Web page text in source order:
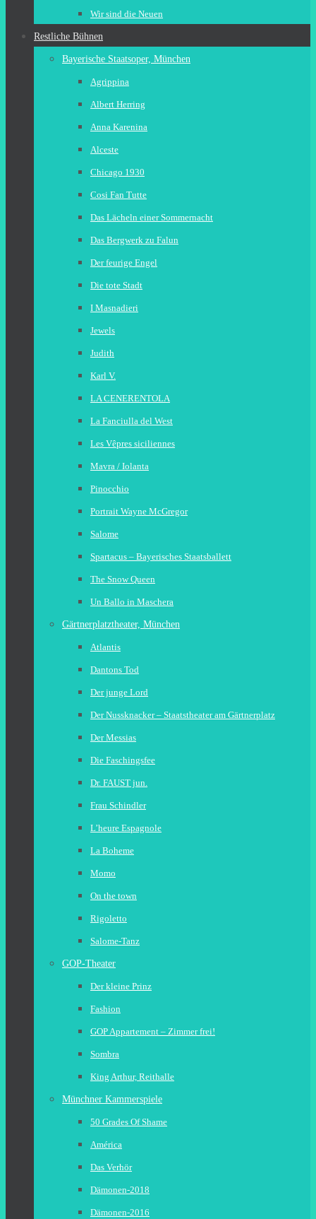
Wir sind die Neuen
Restliche Bühnen
Bayerische Staatsoper, München
Agrippina
Albert Herring
Anna Karenina
Alceste
Chicago 1930
Cosi Fan Tutte
Das Lächeln einer Sommernacht
Das Bergwerk zu Falun
Der feurige Engel
Die tote Stadt
I Masnadieri
Jewels
Judith
Karl V.
LA CENERENTOLA
La Fanciulla del West
Les Vêpres siciliennes
Mavra / Iolanta
Pinocchio
Portrait Wayne McGregor
Salome
Spartacus – Bayerisches Staatsballett
The Snow Queen
Un Ballo in Maschera
Gärtnerplatztheater, München
Atlantis
Dantons Tod
Der junge Lord
Der Nussknacker – Staatstheater am Gärtnerplatz
Der Messias
Die Faschingsfee
Dr. FAUST jun.
Frau Schindler
L’heure Espagnole
La Boheme
Momo
On the town
Rigoletto
Salome-Tanz
GOP-Theater
Der kleine Prinz
Fashion
GOP Appartement – Zimmer frei!
Sombra
King Arthur, Reithalle
Münchner Kammerspiele
50 Grades Of Shame
América
Das Verhör
Dämonen-2018
Dämonen-2016